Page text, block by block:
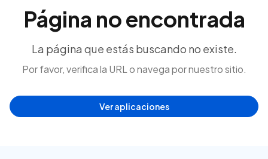
Página no encontrada
La página que estás buscando no existe.
Por favor, verifica la URL o navega por nuestro sitio.
Ver aplicaciones